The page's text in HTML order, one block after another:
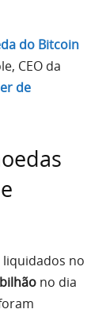
do Bitcoin
CEO da
de
no
no dia